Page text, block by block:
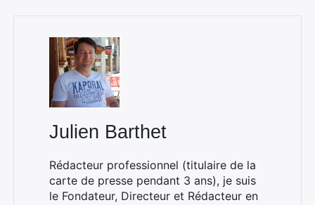
Julien Barthet
Rédacteur professionnel (titulaire de la
carte de presse pendant 3 ans), je suis
le Fondateur, Directeur et Rédacteur en